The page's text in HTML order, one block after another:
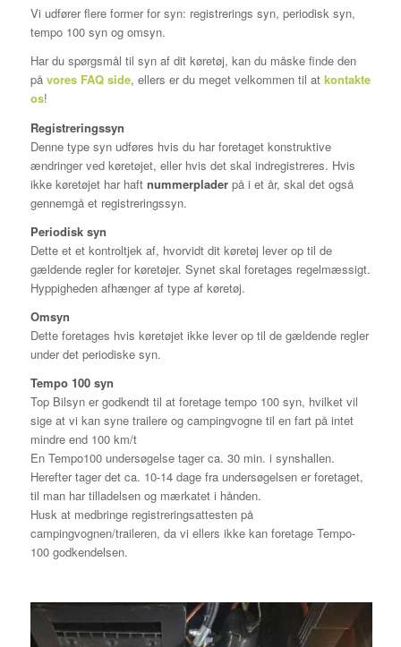
Vi udfører flere former for syn: registrerings syn, periodisk syn,
tempo 100 syn og omsyn.
Har du spørgsmål til syn af dit køretøj, kan du måske finde den
på vores FAQ side, ellers er du meget velkommen til at kontakte
os!
Registreringssyn
Denne type syn udføres hvis du har foretaget konstruktive
ændringer ved køretøjet, eller hvis det skal indregistreres. Hvis
ikke køretøjet har haft nummerpladerpå i et år, skal det også
gennemgå et registreringssyn.
Periodisk syn
Dette et et kontroltjek af, hvorvidt dit køretøj lever op til de
gældende regler for køretøjer. Synet skal foretages regelmæssigt.
Hyppigheden afhænger af type af køretøj.
Omsyn
Dette foretages hvis køretøjet ikke lever op til de gældende regler
under det periodiske syn.
Tempo 100 syn
Top Bilsyn er godkendt til at foretage tempo 100 syn, hvilket vil
sige at vi kan syne trailere og campingvogne til en fart på intet
mindre end 100 km/t
En Tempo100 undersøgelse tager ca. 30 min. i synshallen.
Herefter tager det ca. 10-14 dage fra undersøgelsen er foretaget,
til man har tilladelsen og mærkatet i hånden.
Husk at medbringe registreringsattesten på
campingvognen/traileren, da vi ellers ikke kan foretage Tempo-
100 godkendelsen.